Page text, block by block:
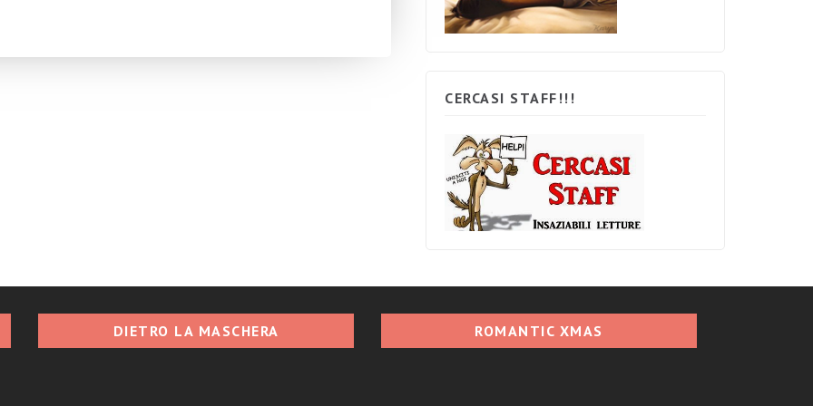
CERCASI STAFF!!!
DIETRO LA MASCHERA ROMANTIC XMAS